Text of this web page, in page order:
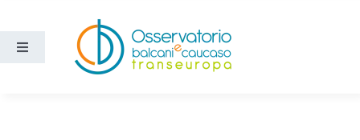
contenuto
Toggle